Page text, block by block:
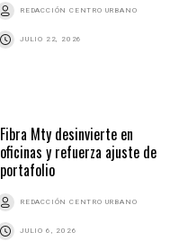
REDACCIÓN CENTRO URBANO
JULIO 22, 2026
Fibra Mty desinvierte en
oficinas y refuerza ajuste de
portafolio
REDACCIÓN CENTRO URBANO
JULIO 6, 2026